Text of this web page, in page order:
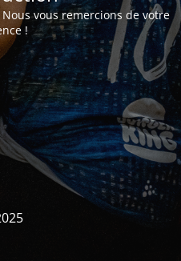
vous remercions de votre
!